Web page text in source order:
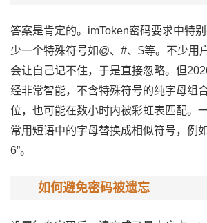
答案是肯定的。imToken密码要求中特
少一个特殊符号如@、#、$等。不少用
会让自己记不住，于是直接忽略。但
经非常智能，不含特殊符号的纯字母组
位，也可能在数小时内被彩虹表匹配。
常用短语中的字母替换成相似符号，例
6”。
如何避免密码被遗忘